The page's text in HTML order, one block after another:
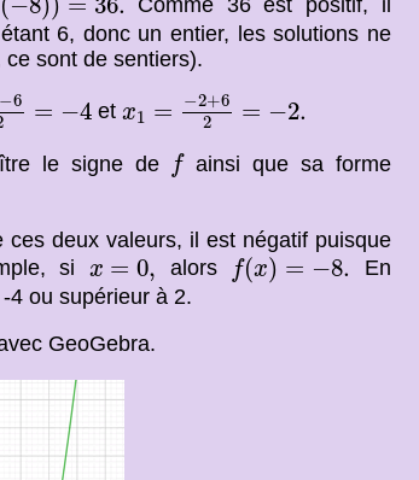
Comme 36 est positif, il
6, donc un entier, les solutions ne
sont de sentiers).
−6
= −4
62
et x1 = −2+6
2
= −2.
+ 62
le signe de f
f ainsi que sa forme
deux valeurs, il est négatif puisque
si x = 0,
x= , alors f(x) = −8.
f(x)=−8.
En
4 ou supérieur à 2.
GeoGebra.